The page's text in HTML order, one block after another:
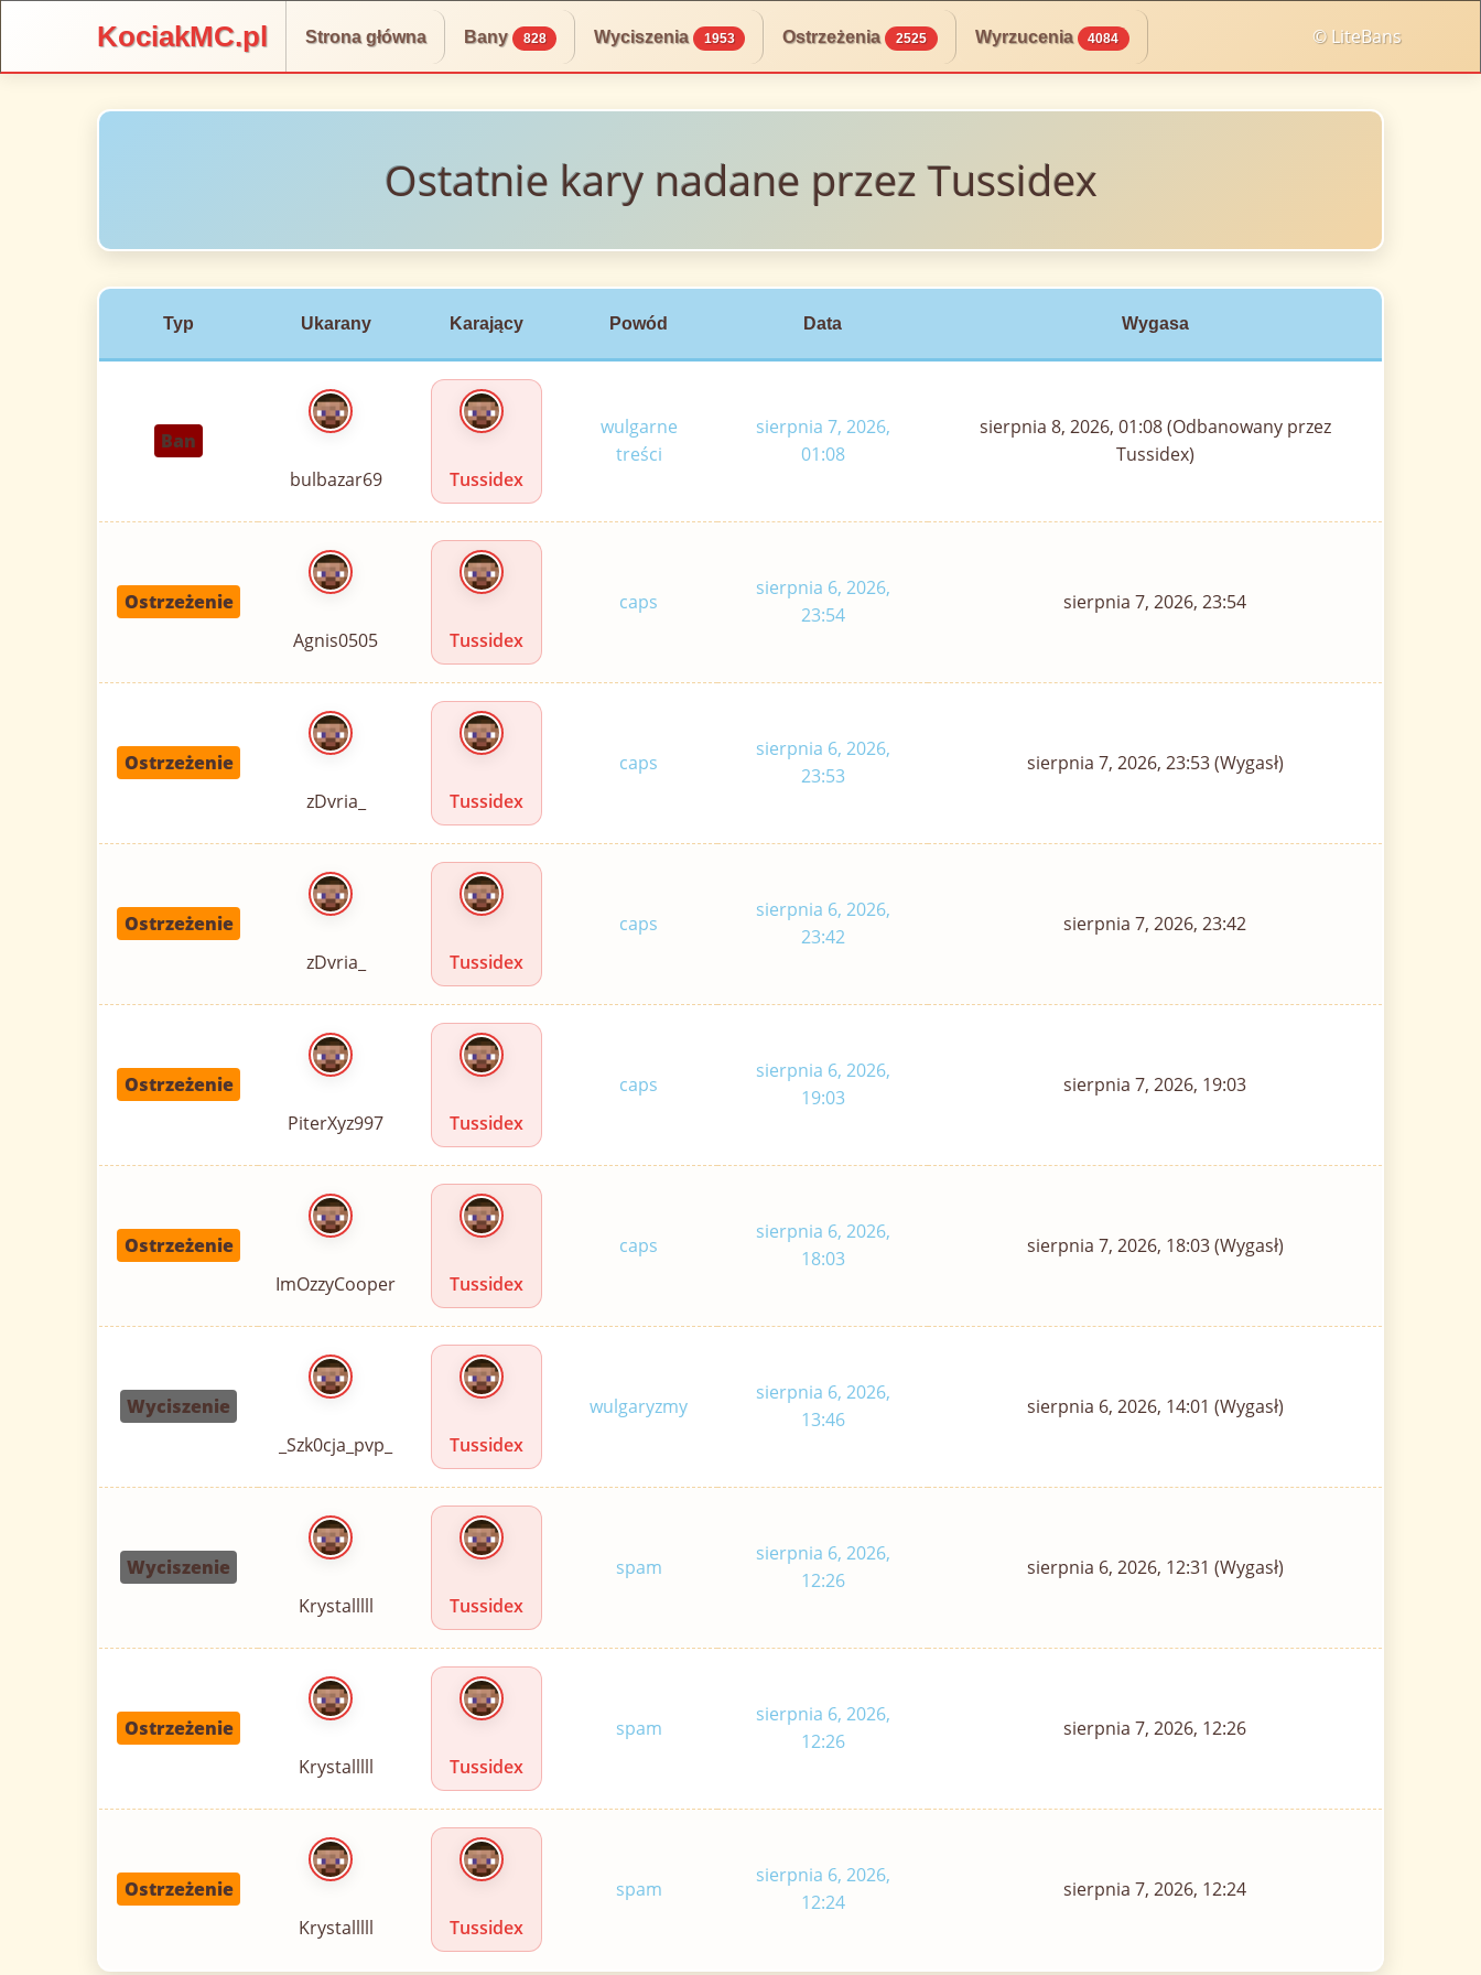
KociakMC.pl Strona główna Bany 828 Wyciszenia 1953 Ostrzeżenia 2525 Wyrzucenia 4084 © LiteBans
Ostatnie kary nadane przez Tussidex
Typ Ukarany Karający Powód Data Wygasa
Ban
bulbazar69
Tussidex
wulgarne
treści
sierpnia 7, 2026,
01:08
sierpnia 8, 2026, 01:08 (Odbanowany przez
Tussidex)
Ostrzeżenie
Agnis0505
Tussidex
caps
sierpnia 6, 2026,
23:54
sierpnia 7, 2026, 23:54
Ostrzeżenie
zDvria_
Tussidex
caps
sierpnia 6, 2026,
23:53
sierpnia 7, 2026, 23:53 (Wygasł)
Ostrzeżenie
zDvria_
Tussidex
caps
sierpnia 6, 2026,
23:42
sierpnia 7, 2026, 23:42
Ostrzeżenie
PiterXyz997
Tussidex
caps
sierpnia 6, 2026,
19:03
sierpnia 7, 2026, 19:03
Ostrzeżenie
ImOzzyCooper
Tussidex
caps
sierpnia 6, 2026,
18:03
sierpnia 7, 2026, 18:03 (Wygasł)
Wyciszenie
_Szk0cja_pvp_
Tussidex
wulgaryzmy
sierpnia 6, 2026,
13:46
sierpnia 6, 2026, 14:01 (Wygasł)
Wyciszenie
Krystalllll
Tussidex
spam
sierpnia 6, 2026,
12:26
sierpnia 6, 2026, 12:31 (Wygasł)
Ostrzeżenie
Krystalllll
Tussidex
spam
sierpnia 6, 2026,
12:26
sierpnia 7, 2026, 12:26
Ostrzeżenie
Krystalllll
Tussidex
spam
sierpnia 6, 2026,
12:24
sierpnia 7, 2026, 12:24